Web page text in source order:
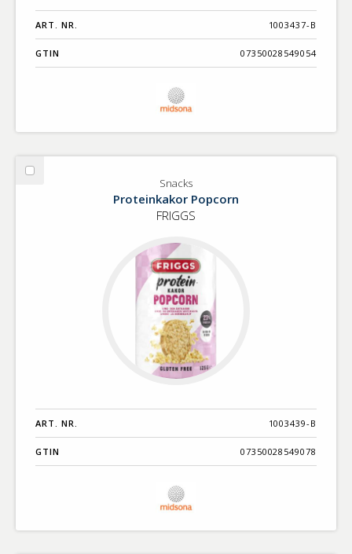
ART. NR. 1003437-B
GTIN 07350028549054
Välj
Snacks
Proteinkakor Popcorn
FRIGGS
ART. NR. 1003439-B
GTIN 07350028549078